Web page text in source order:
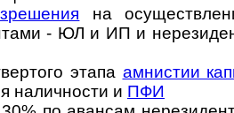
на
- ЮЛ и ИП и
этапа амнистии
налич­ности и ПФИ